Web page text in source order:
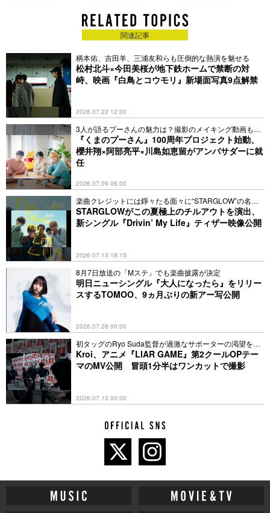
関連記事
柄本佑、吉田羊、三浦友和らも圧倒的な熱演を魅せる
松村北斗×今田美桜が地下鉄ホームで禁断の対
峙、映画『白鳥とコウモリ』新場面写真9点解禁
2026.07.22 12:00
3人が語るプーさんの魅力は？撮影のメイキング動画も公
開『くまのプーさん』100周年プロジェクト始動、
櫻井翔×阿部亮平×川島如恵留がアンバサダーに就
任
2026.07.09 06:00
楽曲クレジットには錚々たる面々に“STARGLOW”の名前
も
STARGLOWがこの夏極上のチルアウトを演出、
新シングル『Drivin’ My Life』ティザー映像公開
2026.07.13 18:15
8月7日放送の「Mステ」でも楽曲披露が決定
明日ニューシングル『大人になったら』をリリー
スするTOMOO、9ヵ月ぶりの新アー写公開
2026.07.28 00:00
初タッグのRyo Suda監督が過激なサポーターの渇望を表
現
Kroi、アニメ『LIAR GAME』第2クールOPテー
マのMV公開 冒頭1分半はワンカットで撮影
2026.07.13 00:00